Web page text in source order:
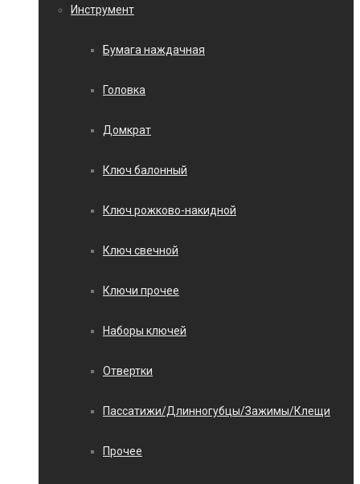
Инструмент
Бумага наждачная
Головка
Домкрат
Ключ балонный
Ключ рожково-накидной
Ключ свечной
Ключи прочее
Наборы ключей
Отвертки
Пассатижи/Длинногубцы/Зажимы/Клещи
Прочее